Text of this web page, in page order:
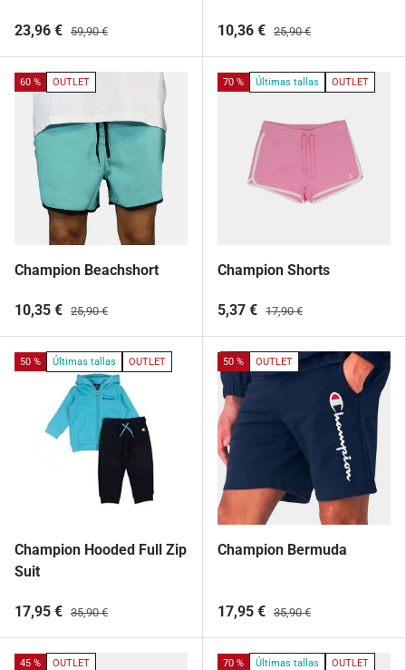
23,96 € 59,90 € 10,36 € 25,90 €
60 % OUTLET
Champion Beachshort
10,35 € 25,90 €
70 % Últimas tallas OUTLET
Champion Shorts
5,37 € 17,90 €
50 % Últimas tallas OUTLET
Champion Hooded Full Zip
Suit
17,95 € 35,90 €
50 % OUTLET
Champion Bermuda
17,95 € 35,90 €
45 % OUTLET 70 % Últimas tallas OUTLET